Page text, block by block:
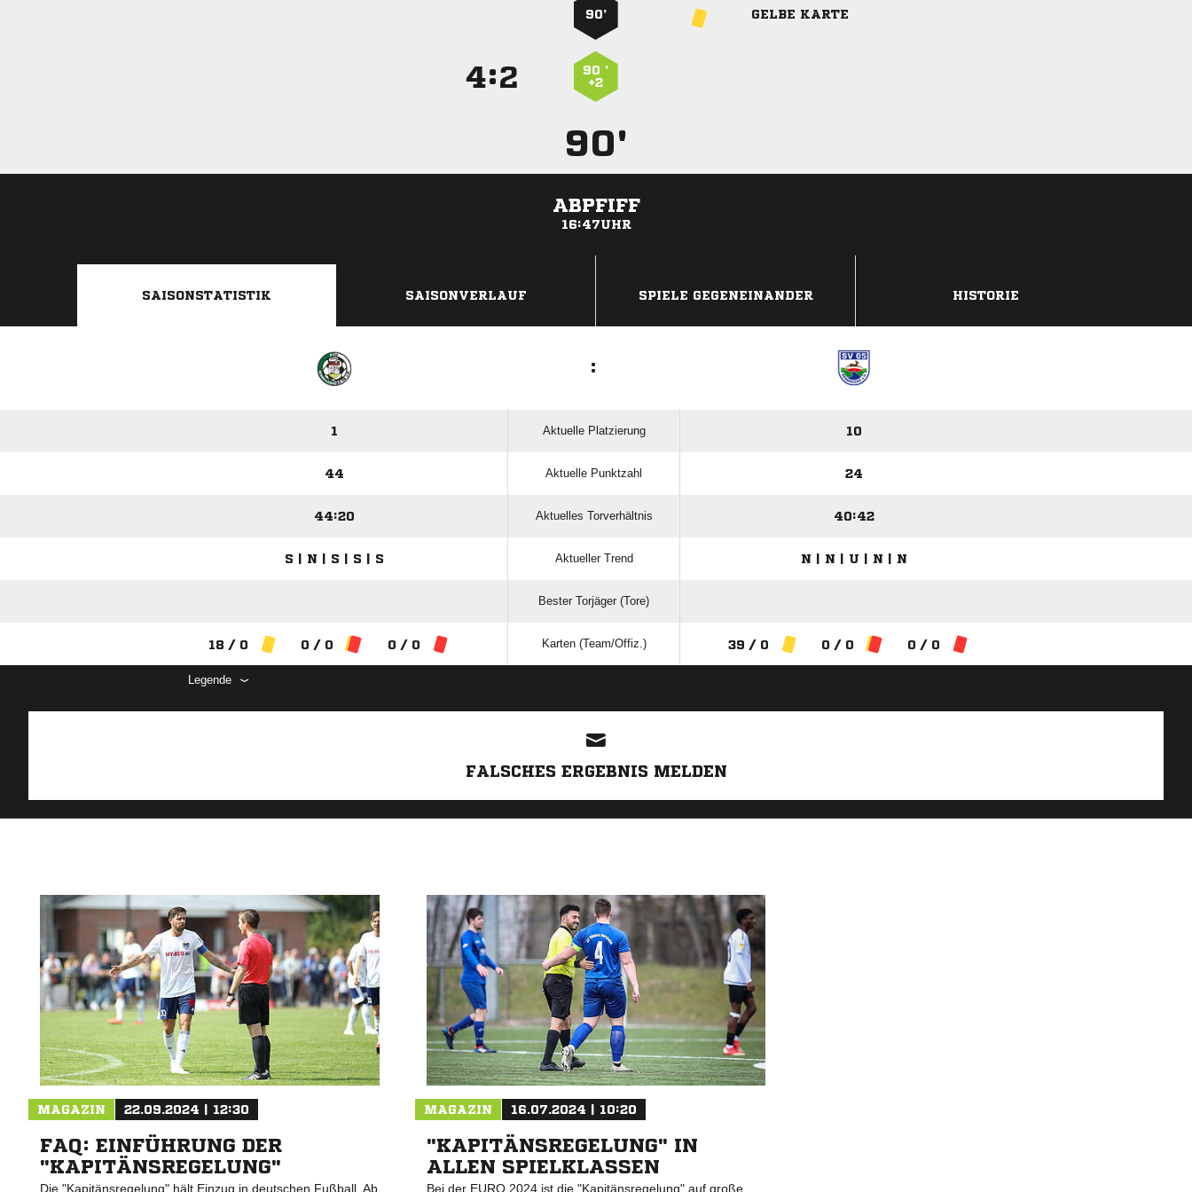
90’ GELBE KARTE
:
90 ’
+2
90'
ABPFIFF
16:47UHR
SAISONSTATISTIK SAISONVERLAUF SPIELE GEGENEINANDER HISTORIE
:
1 Aktuelle Platzierung 10
44 Aktuelle Punktzahl 24
44:20 Aktuelles Torverhältnis 40:42
S | N | S | S | S Aktueller Trend N | N | U | N | N
Bester Torjäger (Tore)
18 / 0 0 / 0 0 / 0 Karten (Team/Offiz.) 39 / 0 0 / 0 0 / 0
Legende
FALSCHES ERGEBNIS MELDEN
MAGAZIN 22.09.2024 | 12:30
FAQ: EINFÜHRUNG DER
"KAPITÄNSREGELUNG"
Die "Kapitänsregelung" hält Einzug in deutschen Fußball. Ab
MAGAZIN 16.07.2024 | 10:20
"KAPITÄNSREGELUNG" IN
ALLEN SPIELKLASSEN
Bei der EURO 2024 ist die "Kapitänsregelung" auf große